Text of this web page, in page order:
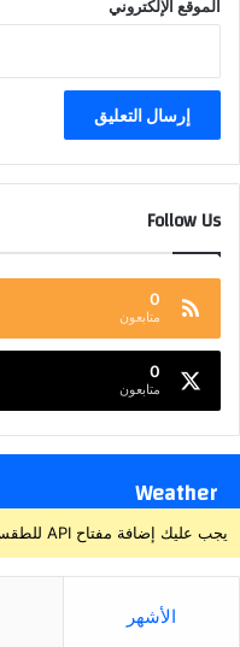
الموقع الإلكتروني
Follow Us
0
متابعون
0
متابعون
Weather
يجب عليك إضافة مفتاح API للطقس من خلال صفحة إعدادات القالب > الدمج.
الأشهر